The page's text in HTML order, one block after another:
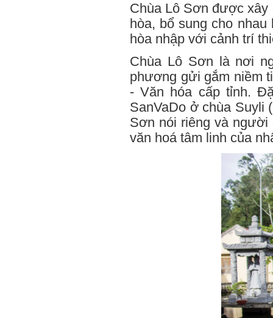
Chùa Lô Sơn được xây
hòa, bổ sung cho
hòa nhập với cảnh trí
Chùa Lô Sơn là nơi
phương gửi gắm niềm
- Văn hóa cấp tỉnh.
SanVaDo ở chùa Suyli
Sơn nói riêng và
văn hoá tâm linh của